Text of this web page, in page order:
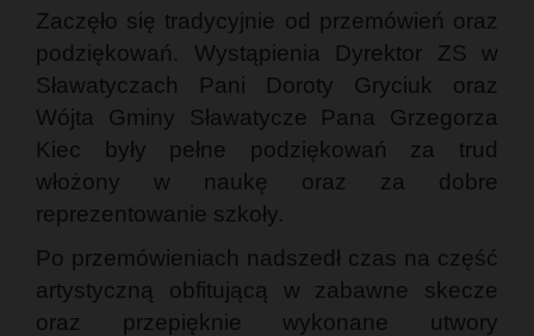
Zaczęło się tradycyjnie od przemówień oraz
podziękowań. Wystąpienia Dyrektor ZS w
Sławatyczach Pani Doroty Gryciuk oraz
Wójta Gminy Sławatycze Pana Grzegorza
Kiec były pełne podziękowań za trud
włożony w naukę oraz za dobre
reprezentowanie szkoły.
Po przemówieniach nadszedł czas na część
artystyczną obfitującą w zabawne skecze
oraz przepięknie wykonane utwory